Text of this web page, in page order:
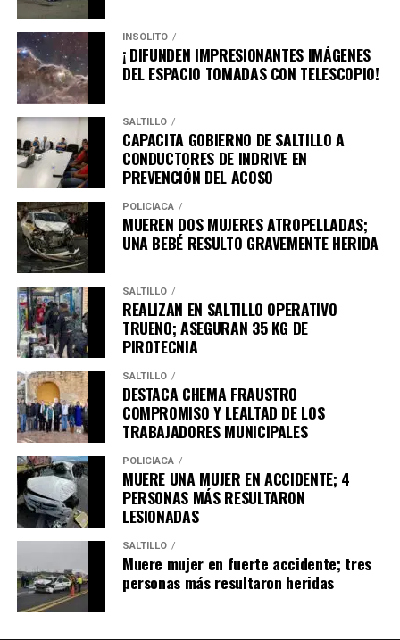
INSÓLITO
¡ DIFUNDEN IMPRESIONANTES IMÁGENES
DEL ESPACIO TOMADAS CON TELESCOPIO!
SALTILLO
CAPACITA GOBIERNO DE SALTILLO A
CONDUCTORES DE INDRIVE EN
PREVENCIÓN DEL ACOSO
POLICÍACA
MUEREN DOS MUJERES ATROPELLADAS;
UNA BEBÉ RESULTO GRAVEMENTE HERIDA
SALTILLO
REALIZAN EN SALTILLO OPERATIVO
TRUENO; ASEGURAN 35 KG DE
PIROTECNIA
SALTILLO
DESTACA CHEMA FRAUSTRO
COMPROMISO Y LEALTAD DE LOS
TRABAJADORES MUNICIPALES
POLICÍACA
MUERE UNA MUJER EN ACCIDENTE; 4
PERSONAS MÁS RESULTARON
LESIONADAS
SALTILLO
Muere mujer en fuerte accidente; tres
personas más resultaron heridas